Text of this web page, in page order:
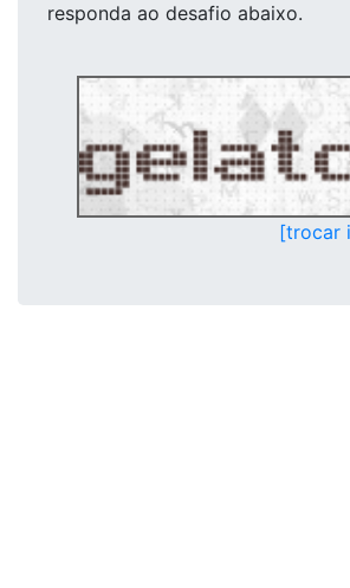
responda ao desafio abaixo.
[trocar